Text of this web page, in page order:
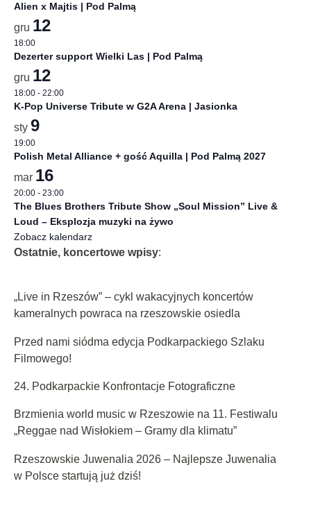
Alien x Majtis | Pod Palmą
gru 12
18:00
Dezerter support Wielki Las | Pod Palmą
gru 12
18:00 - 22:00
K-Pop Universe Tribute w G2A Arena | Jasionka
sty 9
19:00
Polish Metal Alliance + gość Aquilla | Pod Palmą 2027
mar 16
20:00 - 23:00
The Blues Brothers Tribute Show „Soul Mission” Live &
Loud – Eksplozja muzyki na żywo
Zobacz kalendarz
Ostatnie, koncertowe wpisy:
„Live in Rzeszów” – cykl wakacyjnych koncertów
kameralnych powraca na rzeszowskie osiedla
Przed nami siódma edycja Podkarpackiego Szlaku
Filmowego!
24. Podkarpackie Konfrontacje Fotograficzne
Brzmienia world music w Rzeszowie na 11. Festiwalu
„Reggae nad Wisłokiem – Gramy dla klimatu”
Rzeszowskie Juwenalia 2026 – Najlepsze Juwenalia
w Polsce startują już dziś!